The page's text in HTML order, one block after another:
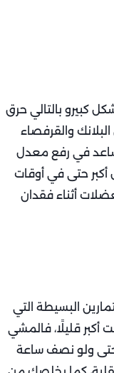
كبيرو بالتالي حرق
والقرفصاء
تساعد في رفع معدل
حتى في أوقات
أثناء فقدان
البسيطة التي
قليلًا، فالمشي
حتى ولو نصف ساعة